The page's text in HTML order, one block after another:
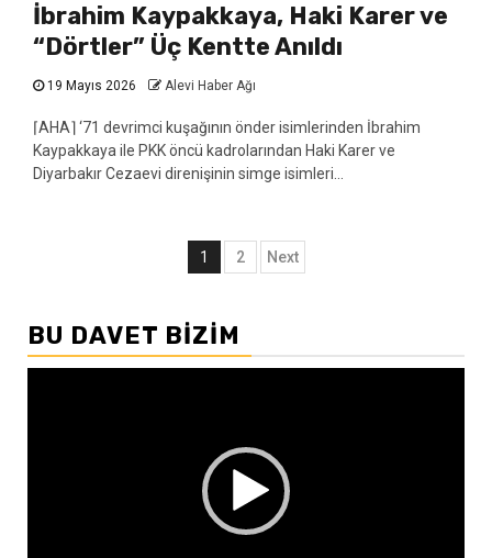
İbrahim Kaypakkaya, Haki Karer ve
“Dörtler” Üç Kentte Anıldı
19 Mayıs 2026 Alevi Haber Ağı
⌈AHA⌉ ‘71 devrimci kuşağının önder isimlerinden İbrahim
Kaypakkaya ile PKK öncü kadrolarından Haki Karer ve
Diyarbakır Cezaevi direnişinin simge isimleri...
Yazı
1 2 Next
BU DAVET BIZIM